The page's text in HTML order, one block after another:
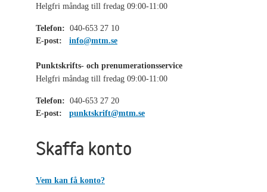
Helgfri måndag till fredag 09:00-11:00
Telefon: 040-653 27 10
E-post:
info@mtm.se
Punktskrifts- och prenumerationsservice
Helgfri måndag till fredag 09:00-11:00
Telefon: 040-653 27 20
E-post:
punktskrift@mtm.se
Skaffa konto
Vem kan få konto?